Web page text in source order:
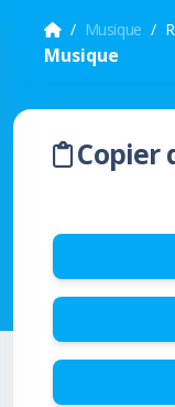
Musique
Musique
Copier